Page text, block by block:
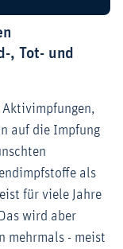
, Tot- und
auf die Impfung
als
für viele Jahre
wird aber
mehrmals - meist